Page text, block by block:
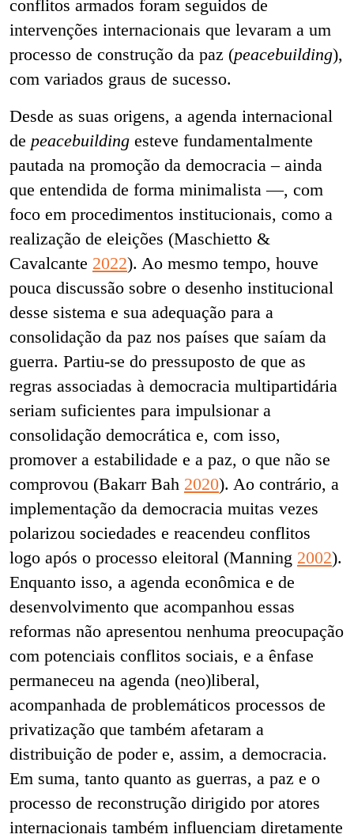
conflitos armados foram seguidos de
intervenções internacionais que levaram a um
processo de construção da paz (peacebuilding),
com variados graus de sucesso.
Desde as suas origens, a agenda internacional
de peacebuilding esteve fundamentalmente
pautada na promoção da democracia – ainda
que entendida de forma minimalista —, com
foco em procedimentos institucionais, como a
realização de eleições (Maschietto &
Cavalcante 2022). Ao mesmo tempo, houve
pouca discussão sobre o desenho institucional
desse sistema e sua adequação para a
consolidação da paz nos países que saíam da
guerra. Partiu-se do pressuposto de que as
regras associadas à democracia multipartidária
seriam suficientes para impulsionar a
consolidação democrática e, com isso,
promover a estabilidade e a paz, o que não se
comprovou (Bakarr Bah 2020). Ao contrário, a
implementação da democracia muitas vezes
polarizou sociedades e reacendeu conflitos
logo após o processo eleitoral (Manning 2002).
Enquanto isso, a agenda econômica e de
desenvolvimento que acompanhou essas
reformas não apresentou nenhuma preocupação
com potenciais conflitos sociais, e a ênfase
permaneceu na agenda (neo)liberal,
acompanhada de problemáticos processos de
privatização que também afetaram a
distribuição de poder e, assim, a democracia.
Em suma, tanto quanto as guerras, a paz e o
processo de reconstrução dirigido por atores
internacionais também influenciam diretamente